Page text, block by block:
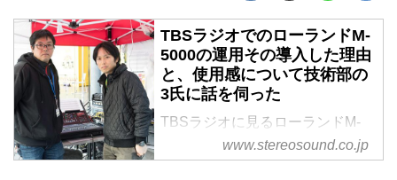
TBSラジオでのローランドM-
5000の運用その導入した理由
と、使用感について技術部の
3氏に話を伺った
TBSラジオに見るローランドM-
5000の運用
その導入した理由と、使用感につ
www.stereosound.co.jp